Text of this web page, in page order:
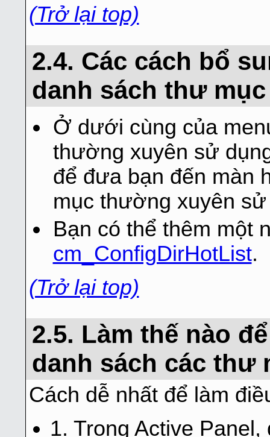
(Trở lại top)
2.4. Các cách bổ
danh sách thư
Ở dưới cùng của
thường xuyên sử
để đưa bạn đến màn
mục thường xuyên
Bạn có thể thêm một
cm_ConfigDirHotList.
(Trở lại top)
2.5. Làm thế nào
danh sách các thư
Cách dễ nhất để làm
1. Trong Active